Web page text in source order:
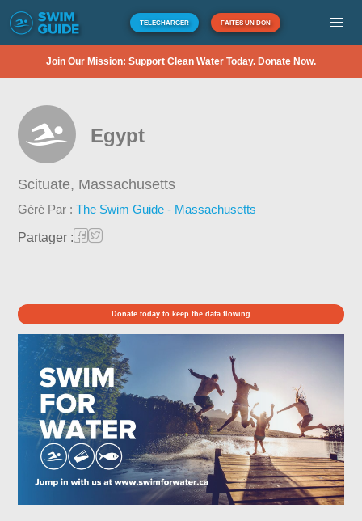
TÉLÉCHARGER FAITES UN DON
Join Our Mission: Support Clean Water Today. Donate Now.
Egypt
Scituate, Massachusetts
Géré Par :The Swim Guide - Massachusetts
Partager :
Donate today to keep the data flowing